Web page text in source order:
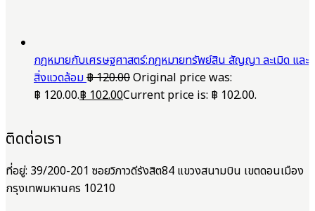
กฎหมายกับเศรษฐศาสตร์:กฎหมายทรัพย์สิน สัญญา ละเมิด และ
สิ่งแวดล้อม฿120.00Original price was:
฿ 120.00.฿102.00Current price is: ฿ 102.00.
ติดต่อเรา
ที่อยู่: 39/200-201 ซอยวิภาวดีรังสิต84 แขวงสนามบิน เขตดอนเมือง
กรุงเทพมหานคร 10210